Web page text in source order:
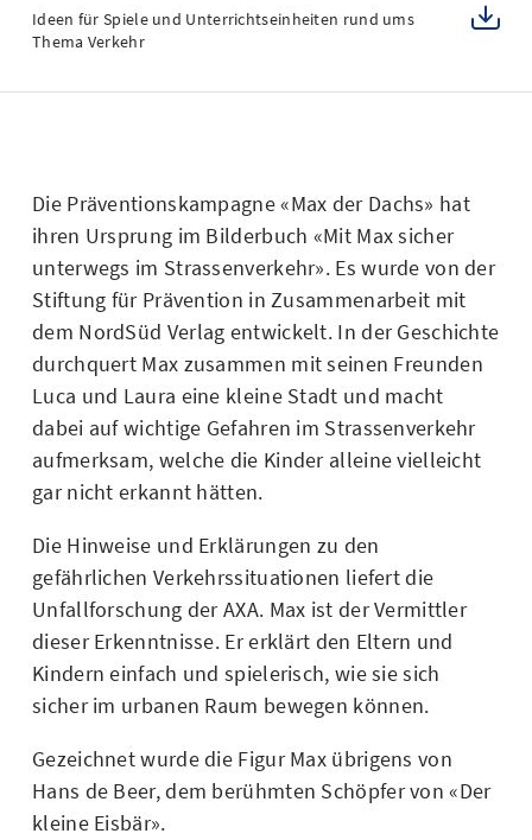
Ideen für Spiele und Unterrichtseinheiten rund ums
Thema Verkehr
Die Präventionskampagne «Max der Dachs» hat
ihren Ursprung im Bilderbuch «Mit Max sicher
unterwegs im Strassenverkehr». Es wurde von der
Stiftung für Prävention in Zusammenarbeit mit
dem NordSüd Verlag entwickelt. In der Geschichte
durchquert Max zusammen mit seinen Freunden
Luca und Laura eine kleine Stadt und macht
dabei auf wichtige Gefahren im Strassenverkehr
aufmerksam, welche die Kinder alleine vielleicht
gar nicht erkannt hätten.
Die Hinweise und Erklärungen zu den
gefährlichen Verkehrssituationen liefert die
Unfallforschung der AXA. Max ist der Vermittler
dieser Erkenntnisse. Er erklärt den Eltern und
Kindern einfach und spielerisch, wie sie sich
sicher im urbanen Raum bewegen können.
Gezeichnet wurde die Figur Max übrigens von
Hans de Beer, dem berühmten Schöpfer von «Der
kleine Eisbär».